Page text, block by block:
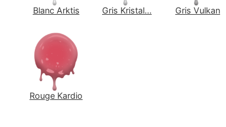
Blanc Arktis Gris Kristal... Gris Vulkan
Rouge Kardio